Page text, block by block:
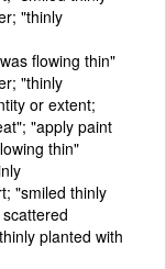
"thinly
flowing thin"
"thinly
or extent;
"apply paint
thin"
"smiled thinly
planted with